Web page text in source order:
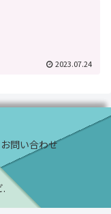
2023.07.24
お問い合わせ
.